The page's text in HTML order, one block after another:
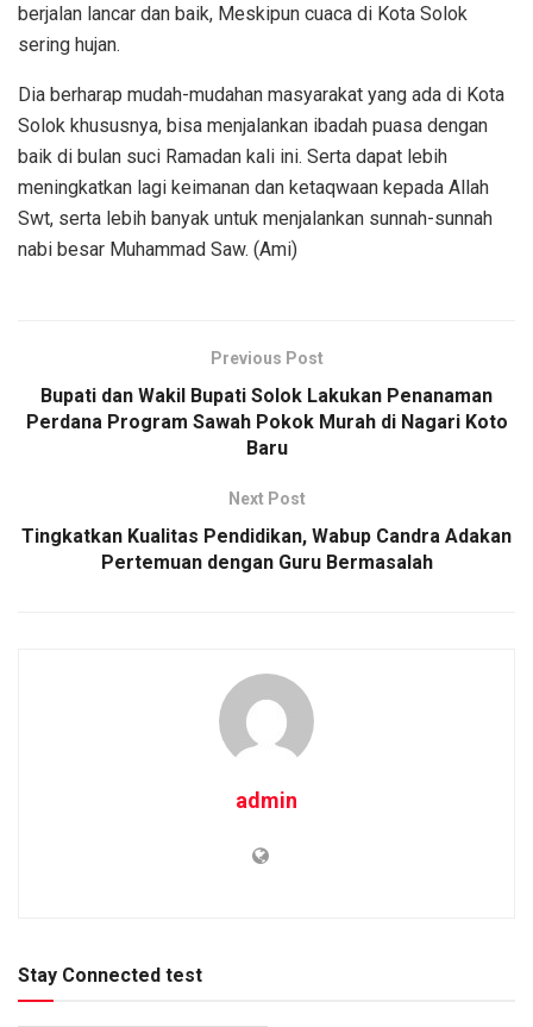
berjalan lancar dan baik, Meskipun cuaca di Kota Solok
sering hujan.
Dia berharap mudah-mudahan masyarakat yang ada di Kota
Solok khususnya, bisa menjalankan ibadah puasa dengan
baik di bulan suci Ramadan kali ini. Serta dapat lebih
meningkatkan lagi keimanan dan ketaqwaan kepada Allah
Swt, serta lebih banyak untuk menjalankan sunnah-sunnah
nabi besar Muhammad Saw. (Ami)
Previous Post
Bupati dan Wakil Bupati Solok Lakukan Penanaman
Perdana Program Sawah Pokok Murah di Nagari Koto
Baru
Next Post
Tingkatkan Kualitas Pendidikan, Wabup Candra Adakan
Pertemuan dengan Guru Bermasalah
admin
Stay Connected test